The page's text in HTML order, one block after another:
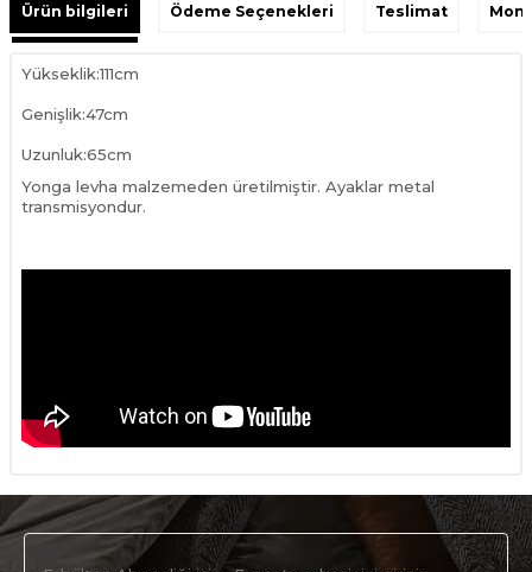
Ürün bilgileri Ödeme Seçenekleri Teslimat
Yükseklik:111cm
Genişlik:47cm
Uzunluk:65cm
Yonga levha malzemeden üretilmiştir. Ayaklar metal
transmisyondur.